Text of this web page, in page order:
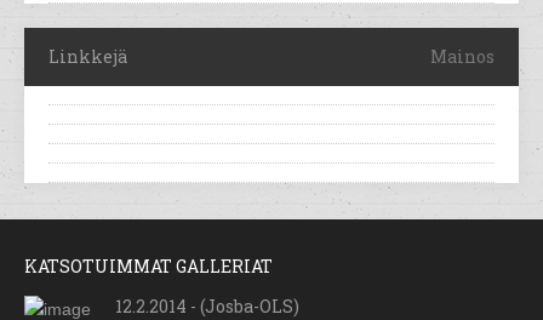
Linkkejä Mainos
KATSOTUIMMAT GALLERIAT
12.2.2014 - (Josba-OLS)